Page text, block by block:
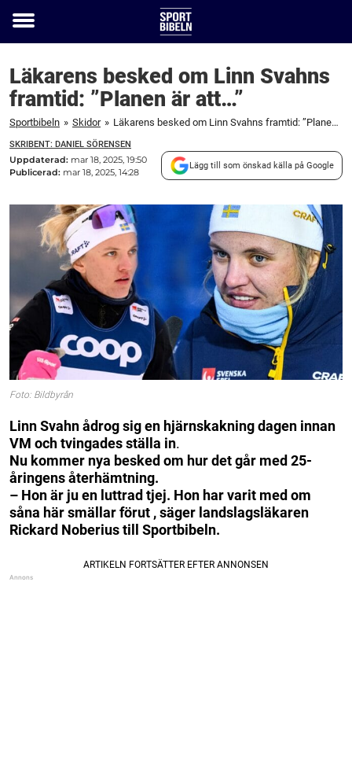
Toggle
Läkarens besked om Linn Svahns
framtid: ”Planen är att…”
Sportbibeln » Skidor » Läkarens besked om Linn Svahns framtid: ”Planen är att...”
SKRIBENT: DANIEL SÖRENSEN
Uppdaterad: mar 18, 2025, 19:50
Publicerad: mar 18, 2025, 14:28
Lägg till som önskad källa på Google
Foto: Bildbyrån
Linn Svahn ådrog sig en hjärnskakning dagen innan
VM och tvingades ställa in.
Nu kommer nya besked om hur det går med 25-
åringens återhämtning.
– Hon är ju en luttrad tjej. Hon har varit med om
såna här smällar förut , säger landslagsläkaren
Rickard Noberius till Sportbibeln.